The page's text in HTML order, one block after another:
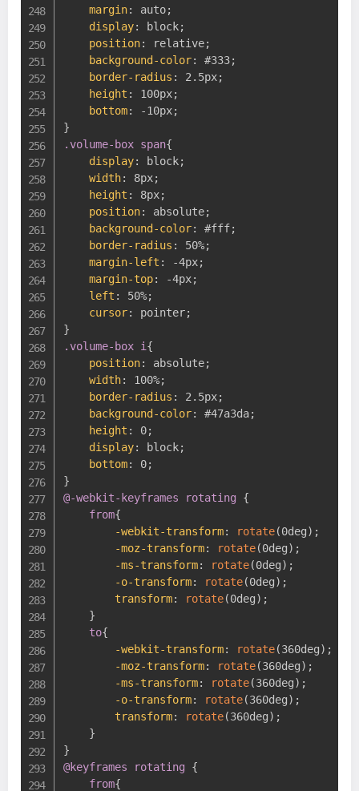
margin: auto;
display: block;
position: relative;
background-color: #333;
border-radius : 2.5px;
height : 100px;
bottom: -10px;
}
.volume-box span{
display: block;
width: 8px;
height : 8px;
position: absolute;
background-color: #fff;
border-radius : 50%;
margin-left : -4px;
margin-top: -4px;
left : 50%;
cursor: pointer;
}
.volume-box i {
position: absolute;
width: 100%;
border-radius : 2.5px;
background-color: #47a3da;
height : 0;
display: block;
bottom: 0;
}
@-webkit-keyframes rotating
{
from{
-webkit-transform: rotate(0deg) ;
-moz-transform: rotate(0deg) ;
-ms-transform: rotate(0deg) ;
-o-transform: rotate(0deg) ;
transform: rotate(0deg) ;
}
to{
-webkit-transform: rotate(360deg) ;
-moz-transform: rotate(360deg) ;
-ms-transform: rotate(360deg) ;
-o-transform: rotate(360deg) ;
transform: rotate(360deg) ;
}
}
@keyframes rotating
{
from{